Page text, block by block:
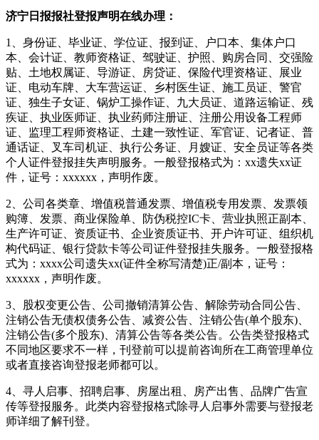
济宁日报报社登报声明在线办理：
1、身份证、毕业证、学位证、报到证、户口本、集体户口
本、会计证、教师资格证、驾驶证、护照、购房合同、交强险
贴、土地权属证、导游证、房贷证、保险代理资格证、展业
证、电动车牌、大车营运证、乡村医生证、施工员证、警官
证、独生子女证、锅炉工操作证、九大员证、道路运输证、残
疾证、执业医师证、执业药师注册证、注册公用设备工程师
证、监理工程师资格证、土建一致性证、军官证、记者证、普
通话证、叉车司机证、执行公务证、月嫂证、安全员证等各类
个人证件登报挂失声明服务。一般登报格式为：xx遗失xx证
件，证号：xxxxxx，声明作废。
2、公司各类章、增值税普通发票、增值税专用发票、发票领
购簿、发票、商业保险单、防伪税控IC卡、营业执照正副本、
生产许可证、资质证书、企业资质证书、开户许可证、组织机
构代码证、银行贷款卡等公司证件登报挂失服务。一般登报格
式为：xxxx公司遗失xx(证件全称写清楚)正/副本，证号：
xxxxxx，声明作废。
3、股权变更公告、公司撤销清算公告、解除劳动合同公告、
注销公告无债权债务公告、减资公告、注销公告(单个股东)、
注销公告(多个股东)、清算公告等各类公告。公告类登报格式
不同地区要求不一样，刊登前可以提前咨询所在工商管理单位
或者直接咨询登报老师都可以。
4、寻人启事、招聘启事、房屋出租、房产出售、品牌广告宣
传等登报服务。此类内容登报格式除寻人启事外需要与登报老
师详细了解刊登。